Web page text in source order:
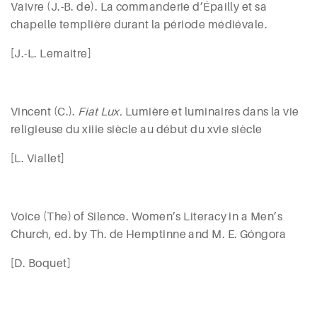
Vaivre (J.-B. de). La commanderie d’Épailly et sa
chapelle templière durant la période médiévale.
[J.-L. Lemaitre]
Vincent (C.). Fiat Lux. Lumière et luminaires dans la vie
religieuse duxiiie siècle au début du xvie siècle
[L. Viallet]
Voice (The) of Silence. Women’s Literacy in a Men’s
Church, ed. by Th. de Hemptinne and M. E. Góngora
[D. Boquet